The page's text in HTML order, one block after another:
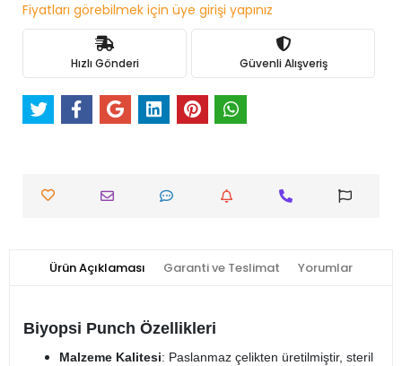
Fiyatları görebilmek için üye girişi yapınız
Hızlı Gönderi Güvenli Alışveriş
Ürün Açıklaması Garanti ve Teslimat Yorumlar
Biyopsi Punch Özellikleri
Malzeme Kalitesi: Paslanmaz çelikten üretilmiştir, steril